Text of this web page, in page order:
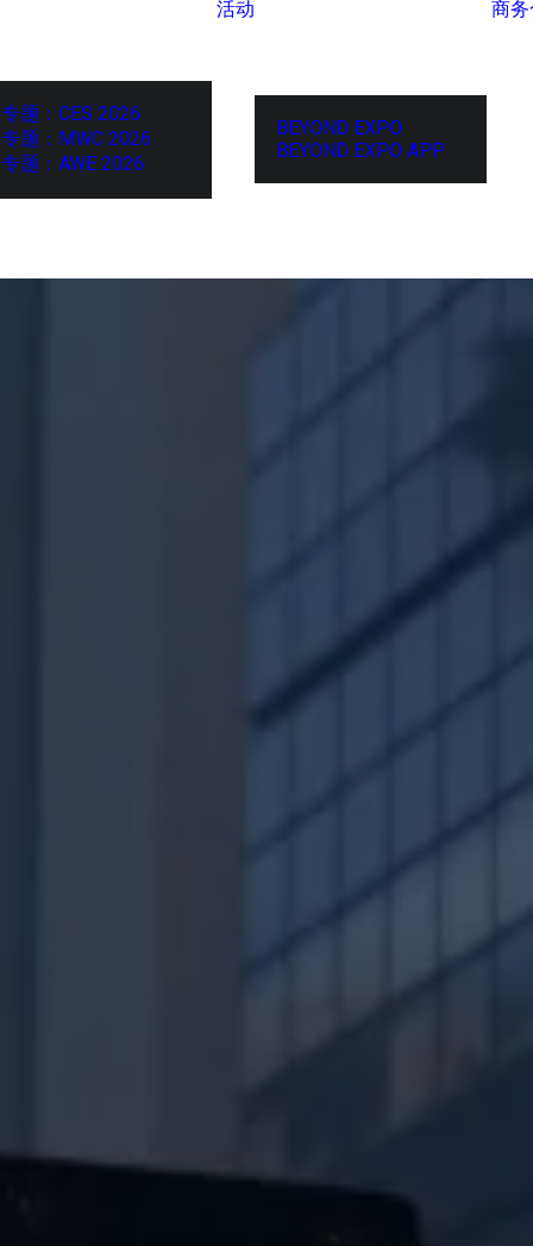
专题：CES 2026
专题：MWC 2026
专题：AWE 2026
活动
BEYOND EXPO
BEYOND EXPO APP
商